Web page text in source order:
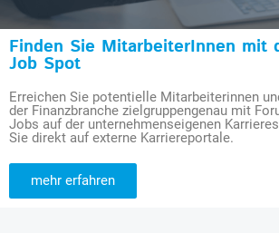
Finden Sie MitarbeiterInnen mit
Job Spot
Erreichen Sie potentielle Mitarbeiterinnen
der Finanzbranche zielgruppengenau mit
Jobs auf der unternehmenseigenen
Sie direkt auf externe Karriereportale.
mehr erfahren